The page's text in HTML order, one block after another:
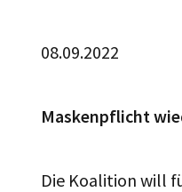
08.09.2022
Maskenpflicht
Die Koalition will